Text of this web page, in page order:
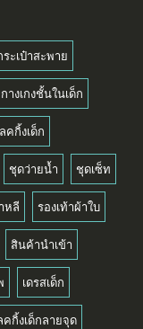
ระเป๋าสะพาย
กางเกงชั้นในเด็ก
คกิ้งเด็ก
ชุดว่ายน้ำ ชุดเซ็ท
หลี รองเท้าผ้าใบ
สินค้านำเข้า
เดรสเด็ก
คกิ้งเด็กลายจุด